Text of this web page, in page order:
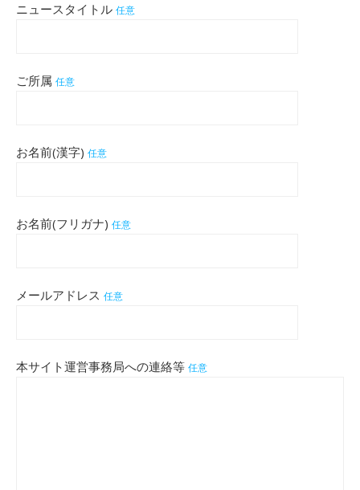
ニュースタイトル 任意
ご所属 任意
お名前(漢字) 任意
お名前(フリガナ) 任意
メールアドレス 任意
本サイト運営事務局への連絡等 任意